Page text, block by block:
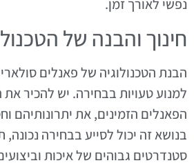
נפשי לאורך זמן.
חינוך והבנה של
הבנת הטכנולוגיה של פאנלים
למנוע טעויות בבחירה. יש להכיר את
הפאנלים הזמינים, את יתרונותיהם
בנושא זה יכול לסייע בבחירה
סטנדרטים גבוהים של איכות